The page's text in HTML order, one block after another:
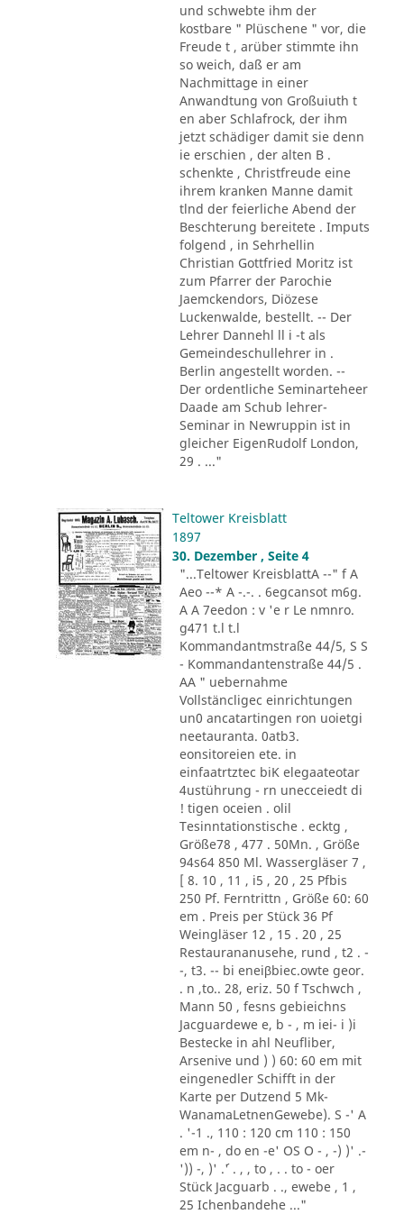
und schwebte ihm der
kostbare " Plüschene " vor, die
Freude t , arüber stimmte ihn
so weich, daß er am
Nachmittage in einer
Anwandtung von Großuiuth t
en aber Schlafrock, der ihm
jetzt schädiger damit sie denn
ie erschien , der alten B .
schenkte , Christfreude eine
ihrem kranken Manne damit
tlnd der feierliche Abend der
Beschterung bereitete . Imputs
folgend , in Sehrhellin
Christian Gottfried Moritz ist
zum Pfarrer der Parochie
Jaemckendors, Diözese
Luckenwalde, bestellt. -- Der
Lehrer Dannehl ll i -t als
Gemeindeschullehrer in .
Berlin angestellt worden. --
Der ordentliche Seminarteheer
Daade am Schub lehrer-
Seminar in Newruppin ist in
gleicher EigenRudolf London,
29 . ..."
Teltower Kreisblatt
1897
30. Dezember , Seite 4
"...Teltower KreisblattA --" f A
Aeo --* A -.-. . 6egcansot m6g.
A A 7eedon : v 'e r Le nmnro.
g471 t.l t.l
Kommandantmstraße 44/5, S S
- Kommandantenstraße 44/5 .
AA " uebernahme
Vollstäncligec einrichtungen
un0 ancatartingen ron uoietgi
neetauranta. 0atb3.
eonsitoreien ete. in
einfaatrtztec biK elegaateotar
4ustührung - rn unecceiedt di
! tigen oceien . olil
Tesinntationstische . ecktg ,
Größe78 , 477 . 50Mn. , Größe
94s64 850 Ml. Wassergläser 7 ,
[ 8. 10 , 11 , i5 , 20 , 25 Pfbis
250 Pf. Ferntrittn , Größe 60: 60
em . Preis per Stück 36 Pf
Weingläser 12 , 15 . 20 , 25
Restaurananusehe, rund , t2 . -
-, t3. -- bi eneiβbiec.owte geor.
. n ,to.. 28, eriz. 50 f Tschwch ,
Mann 50 , fesns gebieichns
Jacguardewe e, b - , m iei- i )i
Bestecke in ahl Neufliber,
Arsenive und ) ) 60: 60 em mit
eingenedler Schifft in der
Karte per Dutzend 5 Mk-
WanamaLetnenGewebe). S -' A
. '-1 ., 110 : 120 cm 110 : 150
em n- , do en -e' OS O - , -) )' .-
')) -, )' .´' . , , to , . . to - oer
Stück Jacguarb . ., ewebe , 1 ,
25 Ichenbandehe ..."